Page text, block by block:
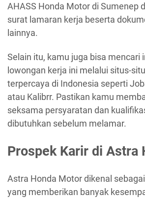
AHASS Honda Motor di Sumenep
surat lamaran kerja beserta
lainnya.
Selain itu, kamu juga bisa mencari
lowongan kerja ini melalui situs-
terpercaya di Indonesia seperti
atau Kalibrr. Pastikan kamu
seksama persyaratan dan
dibutuhkan sebelum melamar.
Prospek Karir di Astra
Astra Honda Motor dikenal
yang memberikan banyak